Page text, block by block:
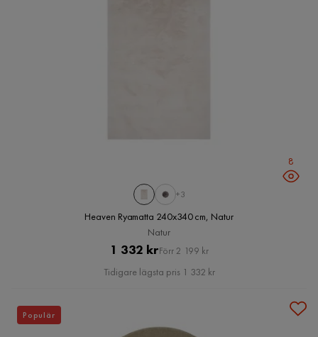
8
+3
Heaven Ryamatta 240x340 cm, Natur
Natur
Pris
1 332 krOriginal
Pris
Förr 2 199 kr
Tidigare lägsta pris 1 332 kr
Populär